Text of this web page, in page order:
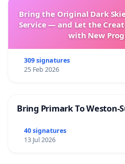
Bring the Original Dark
Service — and Let the
with New
309 signatures
25 Feb 2026
Bring Primark To Weston-
40 signatures
13 Jul 2026